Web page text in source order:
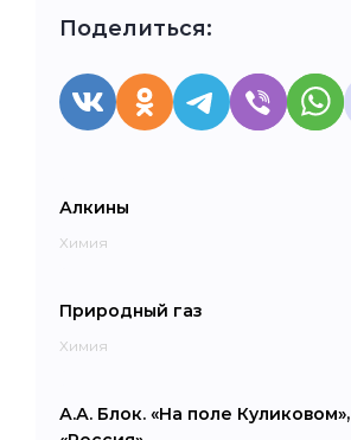
Поделиться:
Алкины
Химия
Природный газ
Химия
А.А. Блок. «На поле Куликовом»,